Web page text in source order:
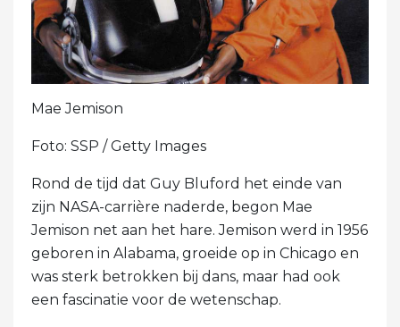
Mae Jemison
Foto: SSP / Getty Images
Rond de tijd dat Guy Bluford het einde van
zijn NASA-carrière naderde, begon Mae
Jemison net aan het hare. Jemison werd in 1956
geboren in Alabama, groeide op in Chicago en
was sterk betrokken bij dans, maar had ook
een fascinatie voor de wetenschap.